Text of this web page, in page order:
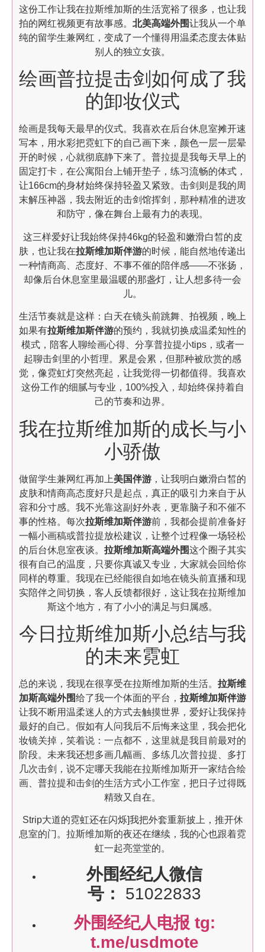
这份工作让我在拉斯维加斯的生活宽裕了很多，也让我
拍的网红视频更有故事感。 北美高端外围让我从一个单
纯的留学生兼网红，变成了一个懂得用温柔态度去体贴
别人的独立女孩。
绘画普拉提击剑如何成了我
的卸妆仪式
绘画是我每天最早的仪式。我喜欢在后台休息室摊开速
写本，用水彩把霓虹下的自己画下来，颜色一层一层晕
开的时候，心就彻底静下来了。普拉提是我每天早上的
固定打卡，在公寓阳台上铺开垫子，练习流畅的体式，
让166cm的身材始终保持轻盈又紧致。击剑则是我的周
末解压神器，我去附近的击剑馆挥剑，那种精准的进攻
和防守，像在舞台上最有力的表现。
这三样爱好让我始终保持46kg的轻盈和嫩滑白皙的皮
肤，也让我在拉斯维加斯伴游的时候，能自然地传递出
一种情商高、态度好、不事不催的陪伴感——不张扬，
却像后台休息室里最温暖的那盏灯，让人想多待一会
儿。
生活节奏就是这样：白天在镜头前跳舞、拍视频，晚上
如果有拉斯维加斯伴游的预约，我就切换成温柔知性的
模式，陪客人聊绘画心得、分享普拉提小tips，或者一
起聊击剑里的小哲理。累是会累，但那种被欣赏的感
觉，像霓虹灯突然亮起，让我觉得一切都值得。我喜欢
这份工作的细腻与专业，100%投入，却始终保持着自
己的节奏和边界。
我在拉斯维加斯的成长与小
小骄傲
做留学生兼网红再加上美国伴游 ，让我明白嫩滑白皙的
皮肤和情商高态度好只是起点，真正的吸引力来自于从
容和分寸感。我不光靠这副好外表，更靠脑子和不催不
事的性格。每次拉斯维加斯伴游前，我都会提前准备好
一幅小画稿或普拉提放松建议，让整个过程像一场轻松
的后台休息室夜谈。 拉斯维加斯高端外围这个圈子其实
很有自己的温度，只要你真诚又专业，大家就会回给你
同样的尊重。我现在已经能很自如地在镜头前直播和现
实陪伴之间切换，客人反馈都很好，这让我在拉斯维加
斯这个地方，有了小小的满足与归属感。
今日拉斯维加斯小总结与我
的未来霓虹
总的来说，我现在很享受在拉斯维加斯的生活。 拉斯维
加斯高端外围给了我一个体面的平台， 拉斯维加斯伴游
让我不断用温柔迷人的方式去触摸世界，爱好让我保持
最好的自己。假如有人问我后不后悔来这里，我会把化
妆镜关掉，笑着说：一点都不，这里就是我目前最对的
阶段。未来我还想多画几幅画、多练几次普拉提、多打
几次击剑，说不定哪天我能在拉斯维加斯开一家结合绘
画、普拉提和击剑的生活方式小工作室，把日子过得既
精致又自在。
Strip大道的霓虹还在闪烁]我把外套重新披上，推开休
息室的门。拉斯维加斯的夜还在继续，我的心也跟着霓
虹一起亮堂堂的。
外围经纪人微信
号：
51022833
外围经纪人电报 tg:
t.me/usdmote